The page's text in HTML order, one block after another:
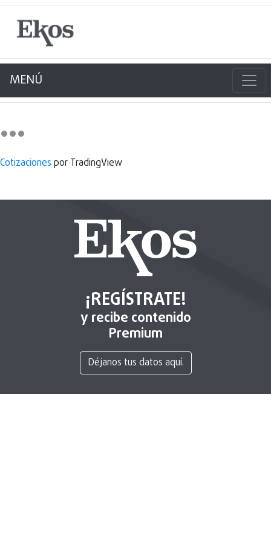
MENÚ
Cotizaciones por TradingView
¡REGÍSTRATE!
y recibe contenido
Premium
Déjanos tus datos aquí.